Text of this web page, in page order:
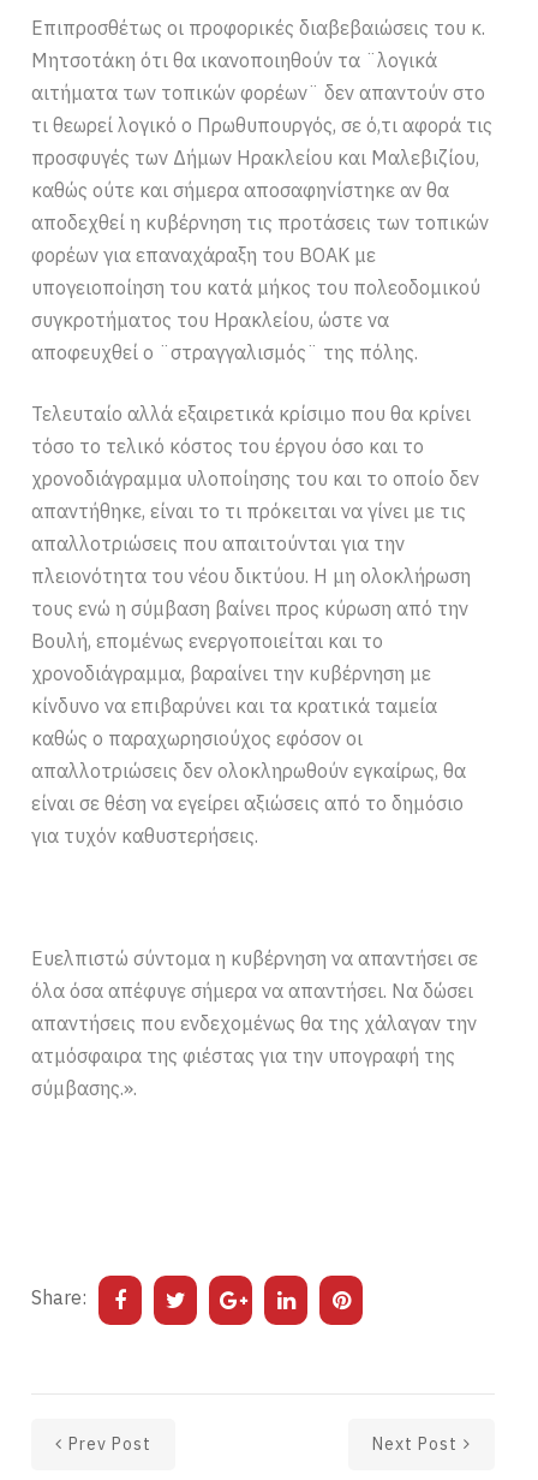
Επιπροσθέτως οι προφορικές διαβεβαιώσεις του κ.
Μητσοτάκη ότι θα ικανοποιηθούν τα ¨λογικά
αιτήματα των τοπικών φορέων¨ δεν απαντούν στο
τι θεωρεί λογικό ο Πρωθυπουργός, σε ό,τι αφορά τις
προσφυγές των Δήμων Ηρακλείου και Μαλεβιζίου,
καθώς ούτε και σήμερα αποσαφηνίστηκε αν θα
αποδεχθεί η κυβέρνηση τις προτάσεις των τοπικών
φορέων για επαναχάραξη του ΒΟΑΚ με
υπογειοποίηση του κατά μήκος του πολεοδομικού
συγκροτήματος του Ηρακλείου, ώστε να
αποφευχθεί ο ¨στραγγαλισμός¨ της πόλης.
Τελευταίο αλλά εξαιρετικά κρίσιμο που θα κρίνει
τόσο το τελικό κόστος του έργου όσο και το
χρονοδιάγραμμα υλοποίησης του και το οποίο δεν
απαντήθηκε, είναι το τι πρόκειται να γίνει με τις
απαλλοτριώσεις που απαιτούνται για την
πλειονότητα του νέου δικτύου. Η μη ολοκλήρωση
τους ενώ η σύμβαση βαίνει προς κύρωση από την
Βουλή, επομένως ενεργοποιείται και το
χρονοδιάγραμμα, βαραίνει την κυβέρνηση με
κίνδυνο να επιβαρύνει και τα κρατικά ταμεία
καθώς ο παραχωρησιούχος εφόσον οι
απαλλοτριώσεις δεν ολοκληρωθούν εγκαίρως, θα
είναι σε θέση να εγείρει αξιώσεις από το δημόσιο
για τυχόν καθυστερήσεις.
Ευελπιστώ σύντομα η κυβέρνηση να απαντήσει σε
όλα όσα απέφυγε σήμερα να απαντήσει. Να δώσει
απαντήσεις που ενδεχομένως θα της χάλαγαν την
ατμόσφαιρα της φιέστας για την υπογραφή της
σύμβασης.».
Share:
Prev Post Next Post